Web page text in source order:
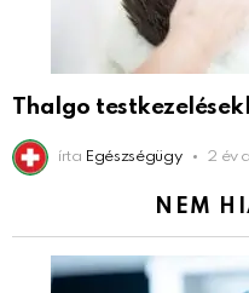
Thalgo
írta Egészségügy 2 év
NEM